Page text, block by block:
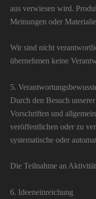
aus verwiesen wird.
Meinungen oder
Wir sind nicht
übernehmen keine
5.
Durch den Besuch
Vorschriften und
veröffentlichen oder zu
systematische oder
Die Teilnahme an
6. Ideeneinreichung